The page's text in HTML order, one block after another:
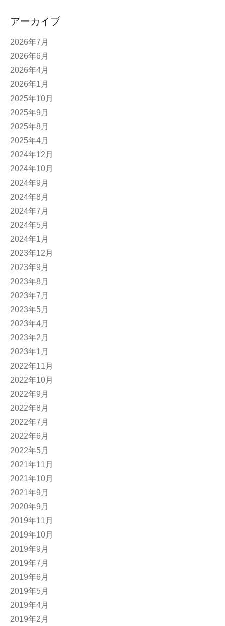
アーカイブ
2026年7月
2026年6月
2026年4月
2026年1月
2025年10月
2025年9月
2025年8月
2025年4月
2024年12月
2024年10月
2024年9月
2024年8月
2024年7月
2024年5月
2024年1月
2023年12月
2023年9月
2023年8月
2023年7月
2023年5月
2023年4月
2023年2月
2023年1月
2022年11月
2022年10月
2022年9月
2022年8月
2022年7月
2022年6月
2022年5月
2021年11月
2021年10月
2021年9月
2020年9月
2019年11月
2019年10月
2019年9月
2019年7月
2019年6月
2019年5月
2019年4月
2019年2月